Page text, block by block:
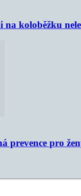
na koloběžku
prevence pro